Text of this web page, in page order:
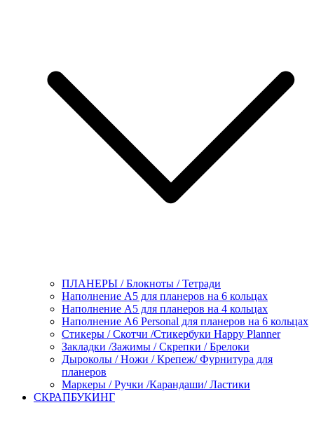
ПЛАНЕРЫ / Блокноты / Тетради
Наполнение А5 для планеров на 6 кольцах
Наполнение А5 для планеров на 4 кольцах
Наполнение А6 Personal для планеров на 6 кольцах
Стикеры / Скотчи /Стикербуки Happy Planner
Закладки /Зажимы / Скрепки / Брелоки
Дыроколы / Ножи / Крепеж/ Фурнитура для
планеров
Маркеры / Ручки /Карандаши/ Ластики
СКРАПБУКИНГ